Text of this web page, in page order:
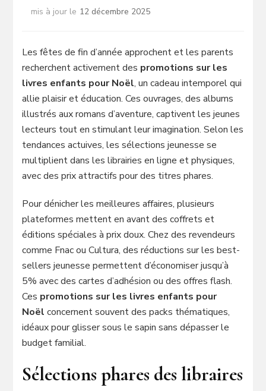
mis à jour le 12 décembre 2025
Les fêtes de fin d’année approchent et les parents
recherchent activement des promotions sur les
livres enfants pour Noël, un cadeau intemporel qui
allie plaisir et éducation. Ces ouvrages, des albums
illustrés aux romans d’aventure, captivent les jeunes
lecteurs tout en stimulant leur imagination. Selon les
tendances actuives, les sélections jeunesse se
multiplient dans les librairies en ligne et physiques,
avec des prix attractifs pour des titres phares.
Pour dénicher les meilleures affaires, plusieurs
plateformes mettent en avant des coffrets et
éditions spéciales à prix doux. Chez des revendeurs
comme Fnac ou Cultura, des réductions sur les best-
sellers jeunesse permettent d’économiser jusqu’à
5% avec des cartes d’adhésion ou des offres flash.
Ces promotions sur les livres enfants pour
Noël concernent souvent des packs thématiques,
idéaux pour glisser sous le sapin sans dépasser le
budget familial.
Sélections phares des libraires